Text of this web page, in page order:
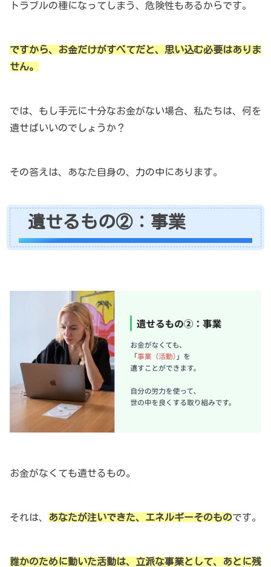
トラブルの種になってしまう、危険性もあるからです。
ですから、お金だけがすべてだと、思い込む必要はありま
せん。
では、もし手元に十分なお金がない場合、私たちは、何を
遺せばいいのでしょうか？
その答えは、あなた自身の、力の中にあります。
遺せるもの②：事業
お金がなくても遺せるもの。
それは、 あなたが注いできた、エネルギーそのものです。
誰かのために動いた活動は、立派な事業として、あとに残